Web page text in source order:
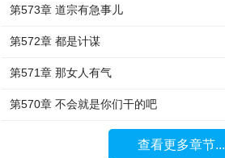
第573章 道宗有急事儿
第572章 都是计谋
第571章 那女人有气
第570章 不会就是你们干的吧
查看更多章节...